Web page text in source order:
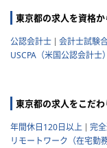
東京都の求人を資格か
公認会計士 会計士試験
USCPA（米国公認会計士）
東京都の求人をこだ
年間休日120日以上 完
リモートワーク（在宅勤